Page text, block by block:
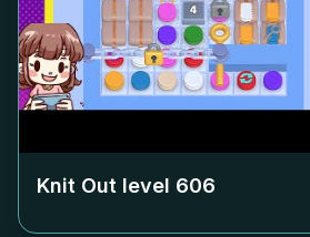
Knit Out level 606